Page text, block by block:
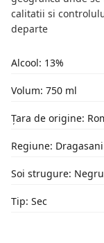
calitatii si
departe
Alcool: 13%
Volum: 750 ml
Țara de origine:
Regiune: Dragasani
Soi strugure:
Tip: Sec